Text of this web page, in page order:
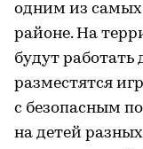
одним из самых
районе. На
будут работать
разместятся
с безопасным
на детей